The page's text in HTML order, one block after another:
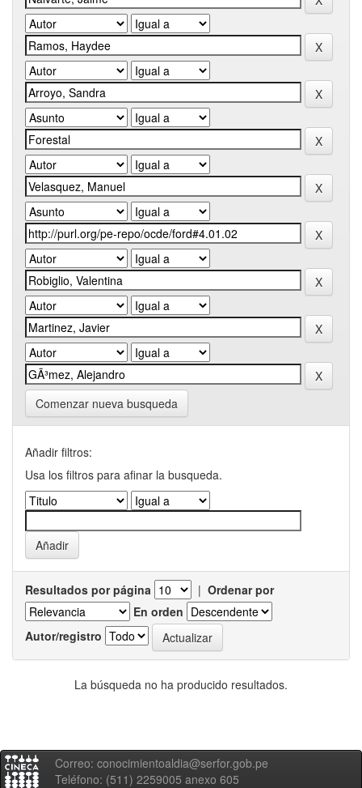
Comenzar nueva busqueda
Añadir filtros:
Usa los filtros para afinar la busqueda.
Resultados por página | Ordenar por
En orden
Autor/registro
La búsqueda no ha producido resultados.
Correo: conocimientoaldia@serfor.gob.pe
Teléfono: (511) 2259005 anexo 605